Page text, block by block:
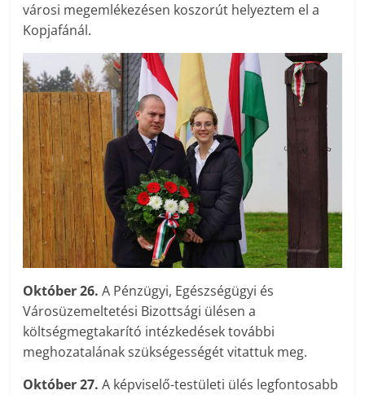
városi megemlékezésen koszorút helyeztem el a
Kopjafánál.
Október 26. A Pénzügyi, Egészségügyi és
Városüzemeltetési Bizottsági ülésen a
költségmegtakarító intézkedések további
meghozatalának szükségességét vitattuk meg.
Október 27. A képviselő-testületi ülés legfontosabb